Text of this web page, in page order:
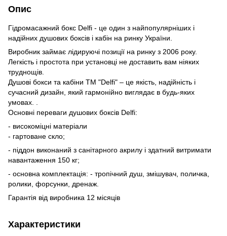
Опис
Гідромасажний бокс Delfi - це один з найпопулярніших і
надійних душових боксів і кабін на ринку України.
Виробник займає лідируючі позиції на ринку з 2006 року.
Легкість і простота при установці не доставить вам ніяких
труднощів.
Душові бокси та кабіни ТМ "Delfi" – це якість, надійність і
сучасний дизайн, який гармонійно виглядає в будь-яких
умовах. .
Основні переваги душових боксів Delfi:
- високоміцні матеріали
- гартоване скло;
- піддон виконаний з санітарного акрилу і здатний витримати
навантаження 150 кг;
- основна комплектація: - тропічний душ, змішувач, поличка,
ролики, форсунки, дренаж.
Гарантія від виробника 12 місяців
Характеристики